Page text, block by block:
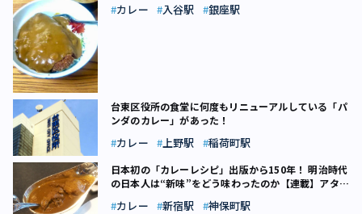
カレー 入谷駅 銀座駅
台東区役所の食堂に何度もリニューアルしている「パ
ンダのカレー」があった！
カレー 上野駅 稲荷町駅
日本初の「カレーレシピ」出版から150年！ 明治時代
の日本人は“新味”をどう味わったのか【連載】アタマ
カレー 新宿駅 神保町駅